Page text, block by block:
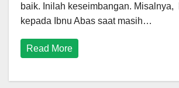
baik. Inilah keseimbangan. Misalnya,
kepada Ibnu Abas saat masih…
Read More